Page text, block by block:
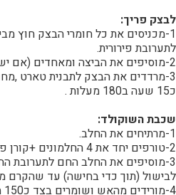
לבצק פריך:
1-מכניסים את כל חומרי הבצק חוץ
לתערובת פירורית.
2-מוסיפים את הביצה ומאחדים (אם יש צורך מוסיפים טיפה מים.
3-מרדדים את הבצק לתבנית טארט
כ15 שעה ב180 מעלות .
שכבת השוקולד:
1-מרתיחים את החלב.
2-טורפים יחד את 4 החלמונים +קורן פלור+ סוכר.
3-מוסיפים את החלב החם לתערובת
לבישול (תוך כדי בחישה) עד שהקרם